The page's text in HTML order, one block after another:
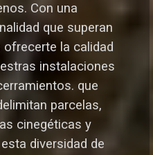
Con una
que superan
ofrecerte la calidad
instalaciones
que
parcelas,
cinegéticas y
diversidad de